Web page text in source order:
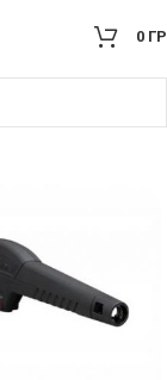
0